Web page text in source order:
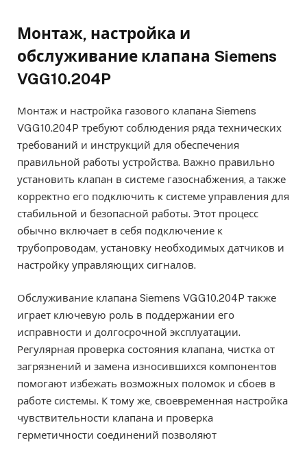
Монтаж, настройка и
обслуживание клапана Siemens
VGG10.204P
Монтаж и настройка газового клапана Siemens
VGG10.204P требуют соблюдения ряда технических
требований и инструкций для обеспечения
правильной работы устройства. Важно правильно
установить клапан в системе газоснабжения, а также
корректно его подключить к системе управления для
стабильной и безопасной работы. Этот процесс
обычно включает в себя подключение к
трубопроводам, установку необходимых датчиков и
настройку управляющих сигналов.
Обслуживание клапана Siemens VGG10.204P также
играет ключевую роль в поддержании его
исправности и долгосрочной эксплуатации.
Регулярная проверка состояния клапана, чистка от
загрязнений и замена износившихся компонентов
помогают избежать возможных поломок и сбоев в
работе системы. К тому же, своевременная настройка
чувствительности клапана и проверка
герметичности соединений позволяют